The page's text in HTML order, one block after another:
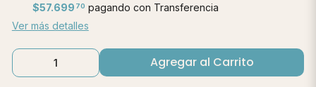
$57.699 70 pagando con Transferencia
Ver más detalles
Agregar al Carrito